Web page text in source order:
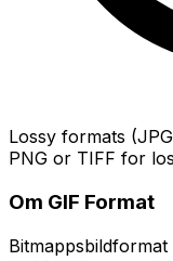
Lossy formats
PNG or TIFF for
Om GIF Format